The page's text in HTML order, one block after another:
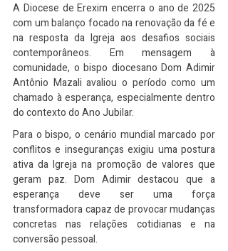
A Diocese de Erexim encerra o ano de 2025
com um balanço focado na renovação da fé e
na resposta da Igreja aos desafios sociais
contemporâneos. Em mensagem à
comunidade, o bispo diocesano Dom Adimir
Antônio Mazali avaliou o período como um
chamado à esperança, especialmente dentro
do contexto do Ano Jubilar.
Para o bispo, o cenário mundial marcado por
conflitos e inseguranças exigiu uma postura
ativa da Igreja na promoção de valores que
geram paz. Dom Adimir destacou que a
esperança deve ser uma força
transformadora capaz de provocar mudanças
concretas nas relações cotidianas e na
conversão pessoal.